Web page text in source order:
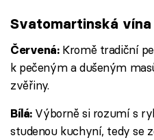
Svatomartinská
Červená:Kromě tradiční
k pečeným a dušeným
zvěřiny.
Bílá:Výborně si rozumí s
studenou kuchyní, tedy se